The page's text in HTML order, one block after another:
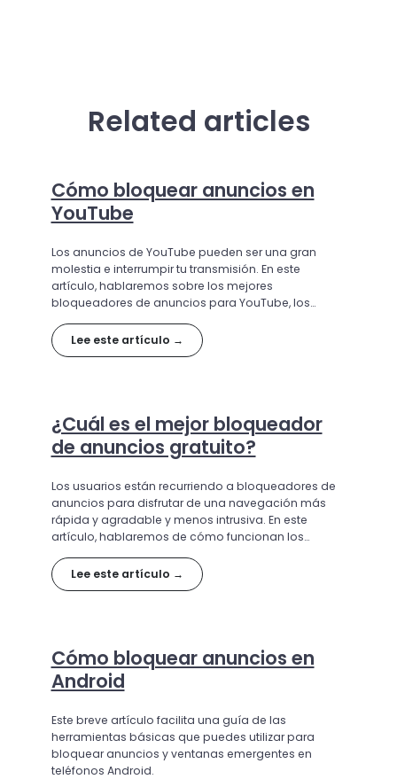
Related articles
Cómo bloquear anuncios en
YouTube
Los anuncios de YouTube pueden ser una gran
molestia e interrumpir tu transmisión. En este
artículo, hablaremos sobre los mejores
bloqueadores de anuncios para YouTube, los
disponibles para brindarte una experiencia en
YouTube más limpia, rápida y menos intrusiva.
Lee este artículo →
¿Cuál es el mejor bloqueador
de anuncios gratuito?
Los usuarios están recurriendo a bloqueadores de
anuncios para disfrutar de una navegación más
rápida y agradable y menos intrusiva. En este
artículo, hablaremos de cómo funcionan los
cuáles son las mejores opciones disponibles.
Lee este artículo →
Cómo bloquear anuncios en
Android
Este breve artículo facilita una guía de las
herramientas básicas que puedes utilizar para
bloquear anuncios y ventanas emergentes en
teléfonos Android.